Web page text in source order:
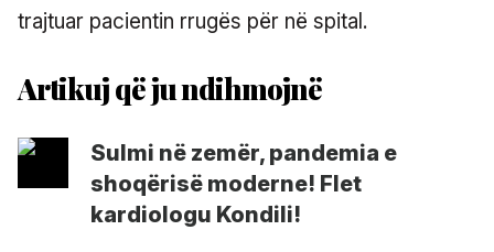
trajtuar pacientin rrugës për në spital.
Sulmi në zemër, pandemia e
shoqërisë moderne! Flet
kardiologu Kondili!